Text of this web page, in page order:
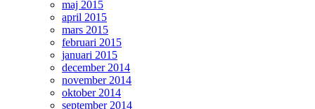
maj 2015
april 2015
mars 2015
februari 2015
januari 2015
december 2014
november 2014
oktober 2014
september 2014